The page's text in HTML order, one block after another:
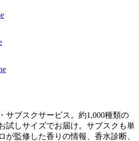
サブスクサービス。約1,000種類の
試しサイズでお届け。サブスクも単
が監修した香りの情報、香水診断、